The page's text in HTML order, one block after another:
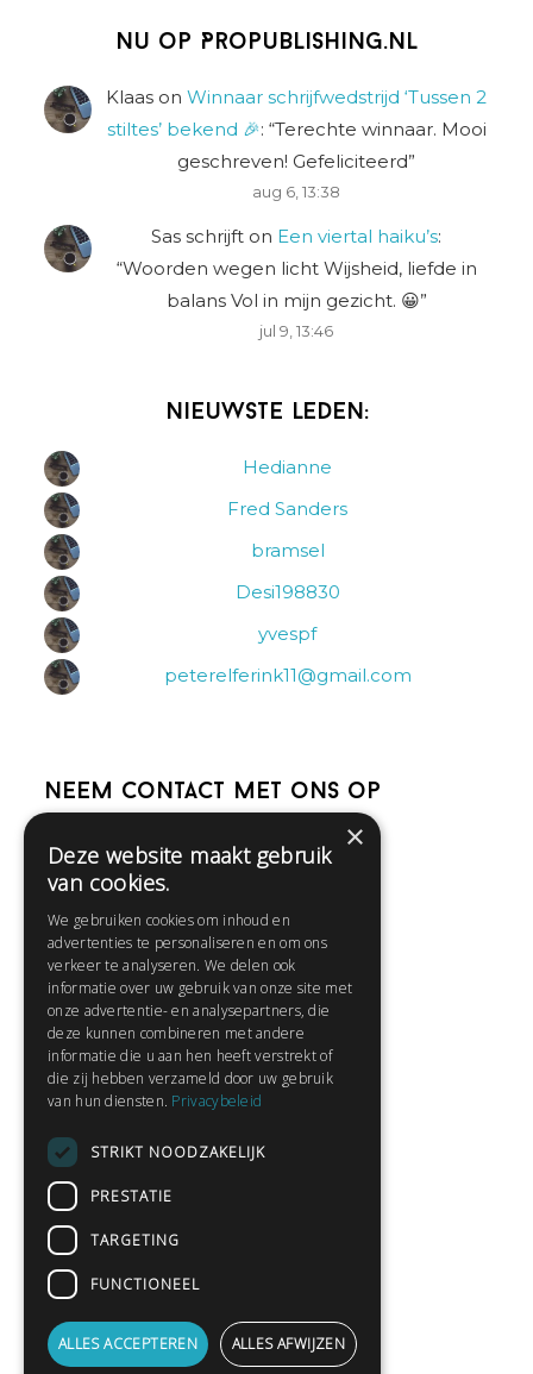
Nu op Propublishing.nl
Klaas on Winnaar schrijfwedstrijd ‘Tussen 2
stiltes’ bekend 🎉: “Terechte winnaar. Mooi
geschreven! Gefeliciteerd”
aug 6, 13:38
Sas schrijft on Een viertal haiku’s:
“Woorden wegen licht Wijsheid, liefde in
balans Vol in mijn gezicht. 😀”
jul 9, 13:46
Nieuwste leden:
Hedianne
Fred Sanders
bramsel
Desi198830
yvespf
peterelferink11@gmail.com
Neem contact met ons op
Help
Contact
Huisregels
Snel naar:
Gratis aanmelden
Privacybeleid
Gedichten lezen
Schrijfwedstrijden
Schrijftips
×
Deze website maakt gebruik
van cookies.
We gebruiken cookies om inhoud en
advertenties te personaliseren en om ons
verkeer te analyseren. We delen ook
informatie over uw gebruik van onze site met
onze advertentie- en analysepartners, die
deze kunnen combineren met andere
informatie die u aan hen heeft verstrekt of
die zij hebben verzameld door uw gebruik
van hun diensten. Privacybeleid
STRIKT NOODZAKELIJK
PRESTATIE
TARGETING
FUNCTIONEEL
ALLES ACCEPTEREN ALLES AFWIJZEN